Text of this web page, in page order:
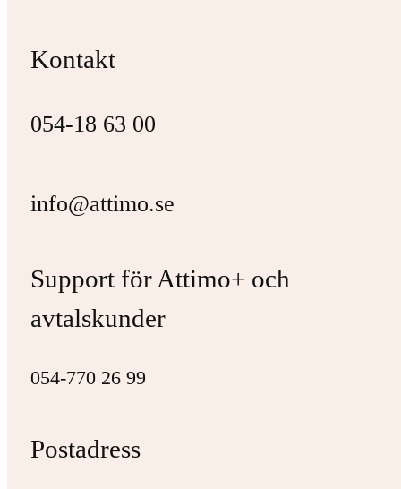
Kontakt
054-18 63 00
info@attimo.se
Support för Attimo+ och
avtalskunder
054-770 26 99
Postadress